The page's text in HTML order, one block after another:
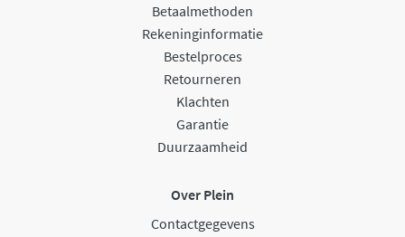
Betaalmethoden
Rekeninginformatie
Bestelproces
Retourneren
Klachten
Garantie
Duurzaamheid
Over Plein
Contactgegevens